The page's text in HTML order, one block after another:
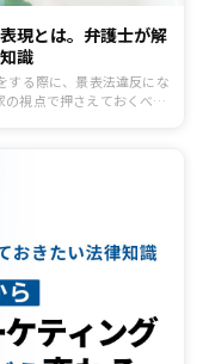
現とは。弁護士が解
識
する際に、景表法違反にな
視点で押さえておくべき